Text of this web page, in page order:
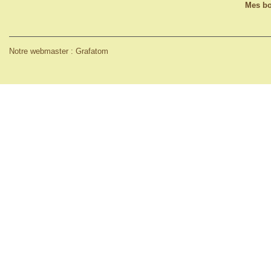
Notre webmaster : Grafatom
Mes